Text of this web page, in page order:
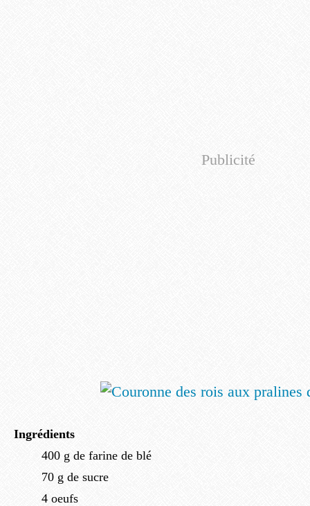
Publicité
Ingrédients
400 g de farine de blé
70 g de sucre
4 oeufs